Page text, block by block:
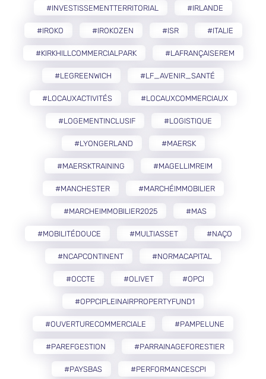
#INVESTISSEMENTTERRITORIAL #IRLANDE
#IROKO #IROKOZEN #ISR #ITALIE
#KIRKHILLCOMMERCIALPARK #LAFRANÇAISEREM
#LEGREENWICH #LF_AVENIR_SANTÉ
#LOCAUXACTIVITÉS #LOCAUXCOMMERCIAUX
#LOGEMENTINCLUSIF #LOGISTIQUE
#LYONGERLAND #MAERSK
#MAERSKTRAINING #MAGELLIMREIM
#MANCHESTER #MARCHÉIMMOBILIER
#MARCHEIMMOBILIER2025 #MAS
#MOBILITÉDOUCE #MULTIASSET #NAÇO
#NCAPCONTINENT #NORMACAPITAL
#OCCTE #OLIVET #OPCI
#OPPCIPLEINAIRPROPERTYFUND1
#OUVERTURECOMMERCIALE #PAMPELUNE
#PAREFGESTION #PARRAINAGEFORESTIER
#PAYSBAS #PERFORMANCESCPI